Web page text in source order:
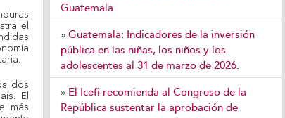
el
dos
El
más
Guatemala
» Guatemala: Indicadores de la inversión
pública en las niñas, los niños y los
adolescentes al 31 de marzo de 2026.
» El Icefi recomienda al Congreso de la
República sustentar la aprobación de